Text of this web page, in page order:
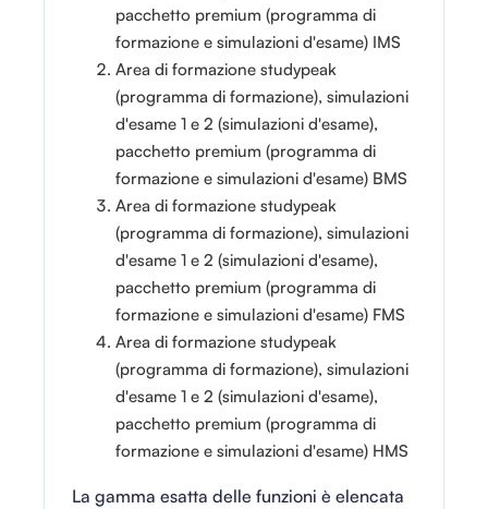
pacchetto premium (programma di
formazione e simulazioni d'esame) IMS
Area di formazione studypeak
(programma di formazione), simulazioni
d'esame 1 e 2 (simulazioni d'esame),
pacchetto premium (programma di
formazione e simulazioni d'esame) BMS
Area di formazione studypeak
(programma di formazione), simulazioni
d'esame 1 e 2 (simulazioni d'esame),
pacchetto premium (programma di
formazione e simulazioni d'esame) FMS
Area di formazione studypeak
(programma di formazione), simulazioni
d'esame 1 e 2 (simulazioni d'esame),
pacchetto premium (programma di
formazione e simulazioni d'esame) HMS
La gamma esatta delle funzioni è elencata